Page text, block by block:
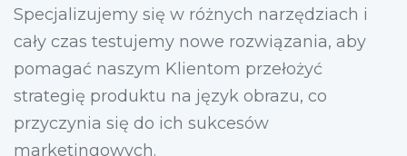
Specjalizujemy się w różnych narzędziach i
cały czas testujemy nowe rozwiązania, aby
pomagać naszym Klientom przełożyć
strategię produktu na język obrazu, co
przyczynia się do ich sukcesów
marketingowych.